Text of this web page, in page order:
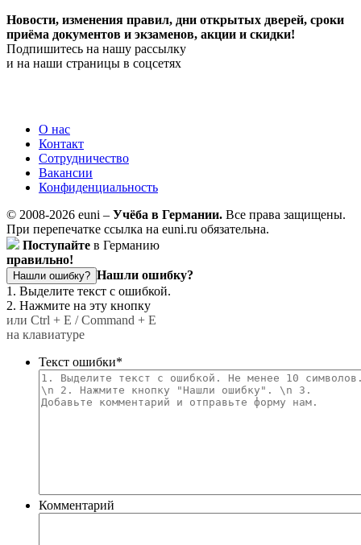
Новости, изменения правил, дни открытых дверей, сроки
приёма документов и экзаменов, акции и скидки!
Подпишитесь на нашу рассылку
и на наши страницы в соцсетях
О нас
Контакт
Сотрудничество
Вакансии
Конфиденциальность
© 2008-2026 euni – Учёба в Германии. Все права защищены.
При перепечатке ссылка на euni.ru обязательна.
Поступайте в Германию
правильно!
Нашли ошибку? Нашли ошибку?
1. Выделите текст с ошибкой.
2. Нажмите на эту кнопку
или Ctrl + E / Command + E
на клавиатуре
Текст ошибки*
Комментарий